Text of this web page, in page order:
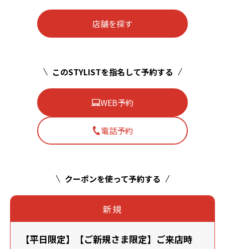
店舗を探す
このSTYLISTを指名して予約する
WEB予約
電話予約
クーポンを使って予約する
新規
【平日限定】【ご新規さま限定】ご来店時